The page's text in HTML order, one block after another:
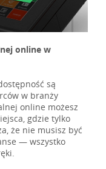
online w
są
w branży
online możesz
gdzie tylko
że nie musisz być
— wszystko